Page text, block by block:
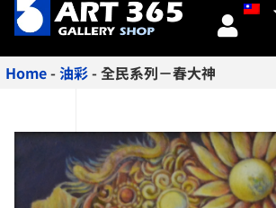
Home-油彩-全民系列－春大神